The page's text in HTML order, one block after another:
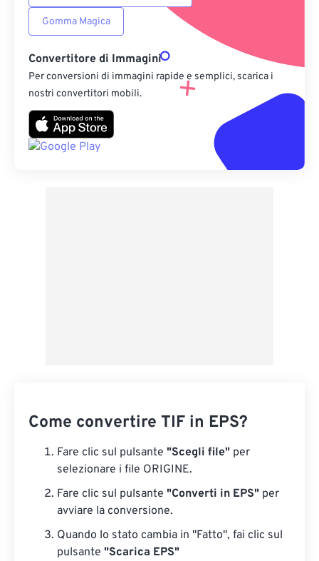
Gomma Magica
Convertitore di Immagini
Per conversioni di immagini rapide e semplici, scarica i
nostri convertitori mobili.
Come convertire TIF in EPS?
Fare clic sul pulsante "Scegli file" per
selezionare i file ORIGINE.
Fare clic sul pulsante "Converti in EPS" per
avviare la conversione.
Quando lo stato cambia in "Fatto", fai clic sul
pulsante "Scarica EPS"